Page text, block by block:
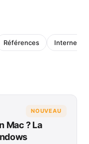
Références Interne
NOUVEAU
Mac ? La